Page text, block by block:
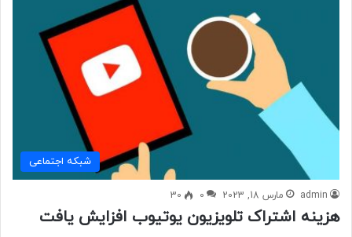
شبكه اجتماعی
admin مارس 18, 2023 0
30
هزینه اشتراک تلویزیون یوتیوب افزایش یافت